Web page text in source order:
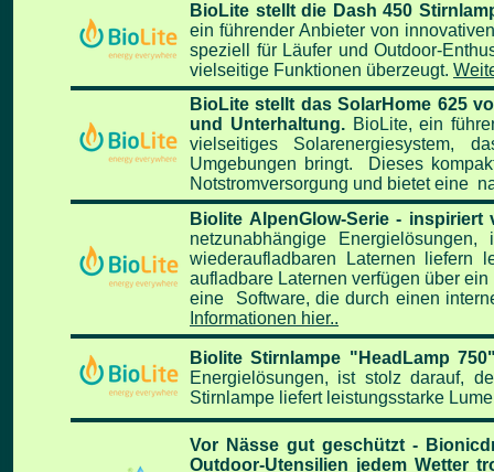
BioLite stellt die Dash 450
ein führender Anbieter von
speziell für Läufer und Outdoor-
vielseitige Funktionen überzeugt.
BioLite stellt das SolarHome 625
und Unterhaltung. BioLite, ein
vielseitiges Solarenergiesystem,
Umgebungen bringt. Dieses
Notstromversorgung und bietet eine
Biolite AlpenGlow-Serie -
netzunabhängige
wiederaufladbaren Laternen
aufladbare Laternen verfügen über
eine Software, die durch einen
Informationen hier..
Biolite Stirnlampe "HeadLamp
Energielösungen, ist stolz darauf,
Stirnlampe liefert leistungsstarke
Vor Nässe gut geschützt -
Outdoor-Utensilien jedem Wetter